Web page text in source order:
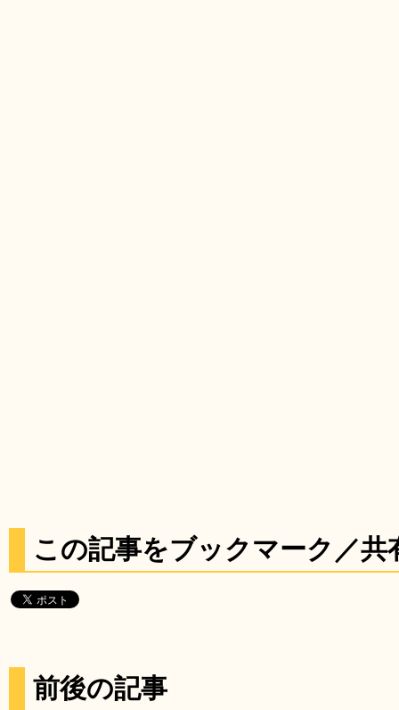
この記事をブックマーク／共
前後の記事